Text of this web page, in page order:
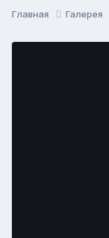
Главная Галерея